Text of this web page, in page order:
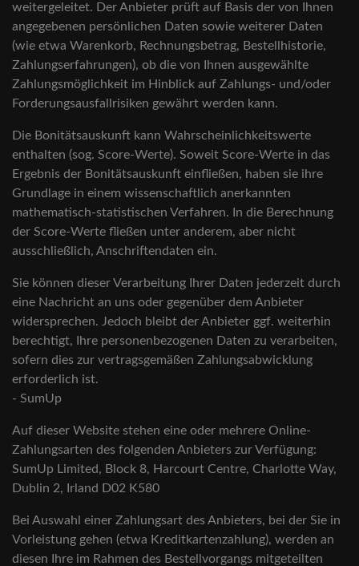
weitergeleitet. Der Anbieter prüft auf Basis der von Ihnen
angegebenen persönlichen Daten sowie weiterer Daten
(wie etwa Warenkorb, Rechnungsbetrag, Bestellhistorie,
Zahlungserfahrungen), ob die von Ihnen ausgewählte
Zahlungsmöglichkeit im Hinblick auf Zahlungs- und/oder
Forderungsausfallrisiken gewährt werden kann.
Die Bonitätsauskunft kann Wahrscheinlichkeitswerte
enthalten (sog. Score-Werte). Soweit Score-Werte in das
Ergebnis der Bonitätsauskunft einfließen, haben sie ihre
Grundlage in einem wissenschaftlich anerkannten
mathematisch-statistischen Verfahren. In die Berechnung
der Score-Werte fließen unter anderem, aber nicht
ausschließlich, Anschriftendaten ein.
Sie können dieser Verarbeitung Ihrer Daten jederzeit durch
eine Nachricht an uns oder gegenüber dem Anbieter
widersprechen. Jedoch bleibt der Anbieter ggf. weiterhin
berechtigt, Ihre personenbezogenen Daten zu verarbeiten,
sofern dies zur vertragsgemäßen Zahlungsabwicklung
erforderlich ist.
- SumUp
Auf dieser Website stehen eine oder mehrere Online-
Zahlungsarten des folgenden Anbieters zur Verfügung:
SumUp Limited, Block 8, Harcourt Centre, Charlotte Way,
Dublin 2, Irland D02 K580
Bei Auswahl einer Zahlungsart des Anbieters, bei der Sie in
Vorleistung gehen (etwa Kreditkartenzahlung), werden an
diesen Ihre im Rahmen des Bestellvorgangs mitgeteilten